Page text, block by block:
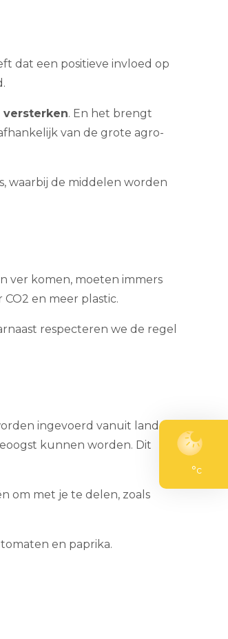
°c
dat een positieve invloed op
versterken. En het brengt
van de grote agro-
waarbij de middelen worden
ver komen, moeten immers
en meer plastic.
respecteren we de regel
ingevoerd vanuit landen
kunnen worden. Dit
om met je te delen, zoals
tomaten en paprika.